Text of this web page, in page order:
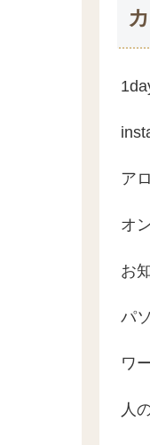
ア
オ
お
パ
ワ
人